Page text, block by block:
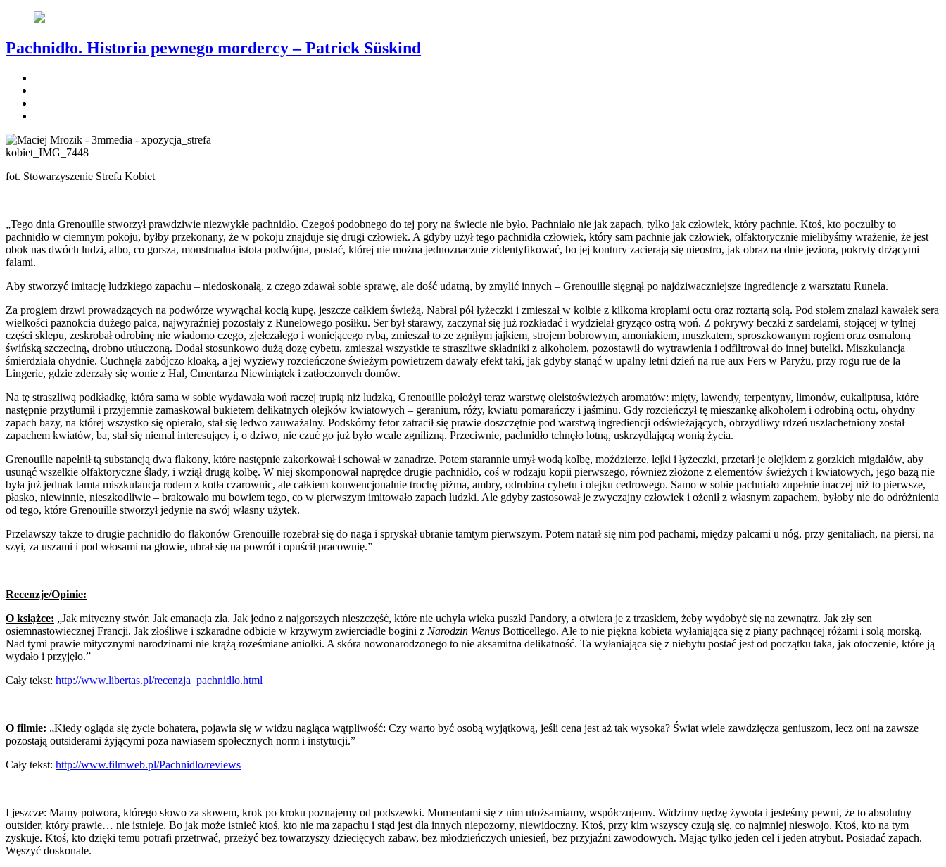
Pachnidło. Historia pewnego mordercy – Patrick Süskind
fot. Stowarzyszenie Strefa Kobiet
„Tego dnia Grenouille stworzył prawdziwie niezwykłe pachnidło. Czegoś podobnego do tej pory na świecie nie było. Pachniało nie jak zapach, tylko jak człowiek, który pachnie. Ktoś, kto poczułby to
pachnidło w ciemnym pokoju, byłby przekonany, że w pokoju znajduje się drugi człowiek. A gdyby użył tego pachni­dła człowiek, który sam pachnie jak człowiek, olfaktorycznie mielibyśmy wrażenie, że jest
obok nas dwóch ludzi, albo, co gorsza, monstrualna istota podwójna, po­stać, której nie można jednoznacznie zidentyfikować, bo jej kontury zacierają się nieostro, jak obraz na dnie je­ziora, pokryty drżącymi
falami.
Aby stworzyć imitację ludzkiego zapachu – niedosko­nałą, z czego zdawał sobie sprawę, ale dość udatną, by zmylić innych – Grenouille sięgnął po najdziwaczniejsze ingrediencje z warsztatu Runela.
Za progiem drzwi prowadzących na podwórze wywąchał kocią kupę, jeszcze całkiem świeżą. Nabrał pół łyżeczki i zmieszał w kolbie z kilkoma kroplami octu oraz roztartą solą. Pod stołem znalazł kawałek sera
wiel­kości paznokcia dużego palca, najwyraźniej pozostały z Runelowego posiłku. Ser był starawy, zaczynał się już rozkładać i wydzielał gryząco ostrą woń. Z pokrywy beczki z sardelami, stojącej w tylnej
części sklepu, ze­skrobał odrobinę nie wiadomo czego, zjełczałego i wo­niejącego rybą, zmieszał to ze zgniłym jajkiem, strojem bobrowym, amoniakiem, muszkatem, sproszkowanym rogiem oraz osmaloną
świńską szczeciną, drobno utłu­czoną. Dodał stosunkowo dużą dozę cybetu, zmieszał wszystkie te straszliwe składniki z alkoholem, pozosta­wił do wytrawienia i odfiltrował do innej butelki. Miszkulancja
śmierdziała ohydnie. Cuchnęła zabójczo kloaką, a jej wyziewy rozcieńczone świeżym powietrzem dawa­ły efekt taki, jak gdyby stanąć w upalny letni dzień na rue aux Fers w Paryżu, przy rogu rue de la
Lingerie, gdzie zderzały się wonie z Hal, Cmentarza Niewiniątek i zatłoczonych domów.
Na tę straszliwą podkładkę, która sama w sobie wy­dawała woń raczej trupią niż ludzką, Grenouille położył teraz warstwę oleistoświeżych aromatów: mięty, lawen­dy, terpentyny, limonów, eukaliptusa, które
następnie przytłumił i przyjemnie zamaskował bukietem delikat­nych olejków kwiatowych – geranium, róży, kwiatu po­marańczy i jaśminu. Gdy rozcieńczył tę mieszankę alko­holem i odrobiną octu, ohydny
zapach bazy, na której wszystko się opierało, stał się ledwo zauważalny. Pod­skórny fetor zatracił się prawie doszczętnie pod warstwą ingrediencji odświeżających, obrzydliwy rdzeń uszla­chetniony został
zapachem kwiatów, ba, stał się niemal interesujący i, o dziwo, nie czuć go już było wcale zgni­lizną. Przeciwnie, pachnidło tchnęło lotną, uskrzydlającą wonią życia.
Grenouille napełnił tą substancją dwa flakony, które następnie zakorkował i schował w zanadrze. Potem sta­rannie umył wodą kolbę, moździerze, lejki i łyżeczki, przetarł je olejkiem z gorzkich migdałów, aby
usunąć wszelkie olfaktoryczne ślady, i wziął drugą kolbę. W niej skomponował naprędce drugie pachnidło, coś w rodzaju kopii pierwszego, również złożone z elementów świe­żych i kwiatowych, jego bazą nie
była już jednak tamta miszkulancja rodem z kotła czarownic, ale całkiem kon­wencjonalnie trochę piżma, ambry, odrobina cybetu i olejku cedrowego. Samo w sobie pachniało zupełnie inaczej niż to pierwsze,
płasko, niewinnie, nieszkodli­wie – brakowało mu bowiem tego, co w pierwszym imi­towało zapach ludzki. Ale gdyby zastosował je zwyczaj­ny człowiek i ożenił z własnym zapachem, byłoby nie do odróżnienia
od tego, które Grenouille stworzył jedy­nie na swój własny użytek.
Przelawszy także to drugie pachnidło do flakonów Grenouille rozebrał się do naga i spryskał ubranie tam­tym pierwszym. Potem natarł się nim pod pachami, mię­dzy palcami u nóg, przy genitaliach, na piersi, na
szyi, za uszami i pod włosami na głowie, ubrał się na powrót i opuścił pracownię.”
Recenzje/Opinie:
O książce: „Jak mityczny stwór. Jak emanacja zła. Jak jedno z najgorszych nieszczęść, które nie uchyla wieka puszki Pandory, a otwiera je z trzaskiem, żeby wydobyć się na zewnątrz. Jak zły sen
osiemnastowiecznej Francji. Jak złośliwe i szkaradne odbicie w krzywym zwierciadle bogini z Narodzin Wenus Botticellego. Ale to nie piękna kobieta wyłaniająca się z piany pachnącej różami i solą morską.
Nad tymi prawie mitycznymi narodzinami nie krążą roześmiane aniołki. A skóra nowonarodzonego to nie aksamitna delikatność. Ta wyłaniająca się z niebytu postać jest od początku taka, jak otoczenie, które ją
wydało i przyjęło.”
Cały tekst: http://www.libertas.pl/recenzja_pachnidlo.html
O filmie: „Kiedy ogląda się życie bohatera, pojawia się w widzu nagląca wątpliwość: Czy warto być osobą wyjątkową, jeśli cena jest aż tak wysoka? Świat wiele zawdzięcza geniuszom, lecz oni na zawsze
pozostają outsiderami żyjącymi poza nawiasem społecznych norm i instytucji.”
Cały tekst: http://www.filmweb.pl/Pachnidlo/reviews
I jeszcze: Mamy potwora, którego słowo za słowem, krok po kroku poznajemy od podszewki. Momentami się z nim utożsamiamy, współczujemy. Widzimy nędzę żywota i jesteśmy pewni, że to absolutny
outsider, który prawie… nie istnieje. Bo jak może istnieć ktoś, kto nie ma zapachu i stąd jest dla innych niepozorny, niewidoczny. Ktoś, przy kim wszyscy czują się, co najmniej nieswojo. Ktoś, kto na tym
zyskuje. Ktoś, kto dzięki temu potrafi przetrwać, przeżyć bez towarzyszy dziecięcych zabaw, bez młodzieńczych uniesień, bez przyjaźni zawodowych. Mając tylko jeden cel i jeden atrybut. Posiadać zapach.
Węszyć doskonale.